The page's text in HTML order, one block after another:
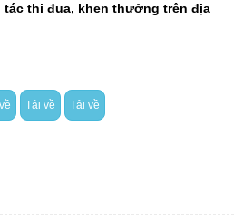
thi đua, khen thưởng trên địa
Tải về Tải về